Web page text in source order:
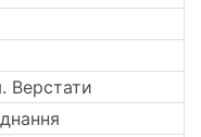
Верстати